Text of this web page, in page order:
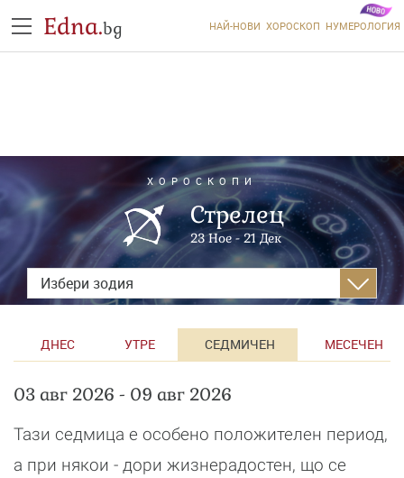
Edna.bg НАЙ-НОВИ ХОРОСКОП НУМЕРОЛОГИЯ
ХОРОСКОПИ
Стрелец
23 Ное - 21 Дек
Избери зодия
ДНЕС УТРЕ СЕДМИЧЕН МЕСЕЧЕН
03 авг 2026 - 09 авг 2026
Тази седмица е особено положителен период,
а при някои - дори жизнерадостен, що се